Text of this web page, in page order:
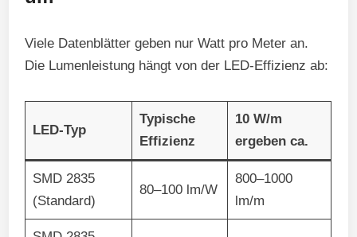
Viele Datenblätter geben nur Watt pro Meter an.
Die Lumenleistung hängt von der LED-Effizienz ab:
LED-Typ
Typische
Effizienz
10 W/m
ergeben ca.
SMD 2835
(Standard)
80–100 lm/W
800–1000
lm/m